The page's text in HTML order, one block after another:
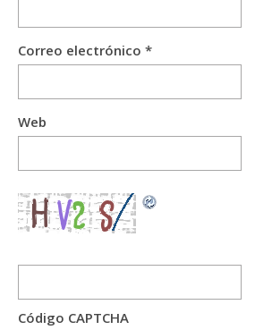
Correo electrónico *
Web
Código CAPTCHA